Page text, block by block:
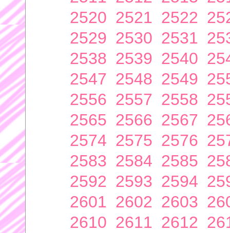
2520 2521 2522
2529 2530 2531
2538 2539 2540
2547 2548 2549
2556 2557 2558
2565 2566 2567
2574 2575 2576
2583 2584 2585
2592 2593 2594
2601 2602 2603
2610 2611 2612